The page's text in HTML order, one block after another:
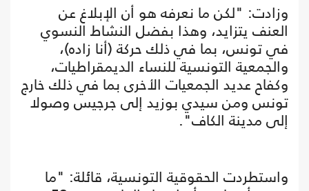
وزادت: "لكن ما نعرفه هو أن الإبلاغ عن
العنف يتزايد، وهذا بفضل النشاط النسوي
في تونس، بما في ذلك حركة (أنا زاده)،
والجمعية التونسية للنساء الديمقراطيات،
وكفاح عديد الجمعيات الأخرى بما في ذلك خارج
تونس ومن سيدي بوزيد إلى جرجيس وصولا
إلى مدينة الكاف".
واستطردت الحقوقية التونسية، قائلة: "ما